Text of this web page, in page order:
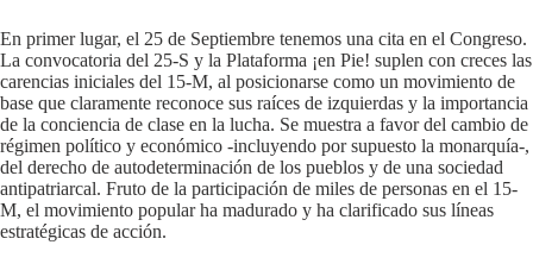
En primer lugar, el 25 de Septiembre tenemos una cita en el Congreso.
La convocatoria del 25-S y la Plataforma ¡en Pie! suplen con creces las
carencias iniciales del 15-M, al posicionarse como un movimiento de
base que claramente reconoce sus raíces de izquierdas y la importancia
de la conciencia de clase en la lucha. Se muestra a favor del cambio de
régimen político y económico -incluyendo por supuesto la monarquía-,
del derecho de autodeterminación de los pueblos y de una sociedad
antipatriarcal. Fruto de la participación de miles de personas en el 15-
M, el movimiento popular ha madurado y ha clarificado sus líneas
estratégicas de acción.